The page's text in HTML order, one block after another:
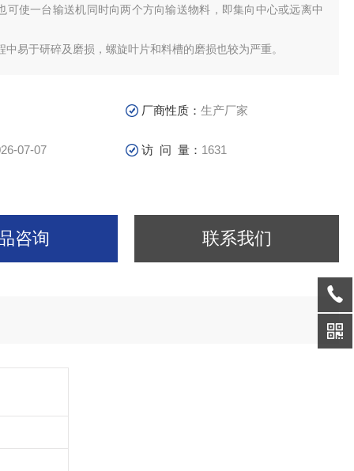
可使一台输送机同时向两个方向输送物料，即集向中心或远离中
中易于研碎及磨损，螺旋叶片和料槽的磨损也较为严重。
厂商性质：生产厂家
07-07 访 问 量： 1631
咨询 联系我们